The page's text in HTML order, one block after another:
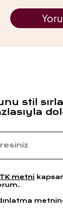
stil
metni